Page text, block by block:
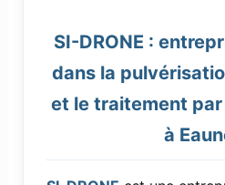
SI-DRONE :
dans la
et le traitement
à